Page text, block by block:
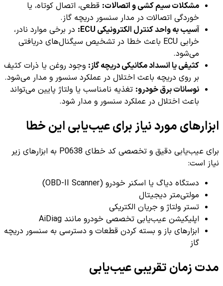
مشکلات سیم کشی و اتصالات: قطعی، اتصال کوتاه، یا
خوردگی اتصالات در مدار سنسور دریچه گاز.
آسیب به واحد کنترل الکترونیکی ECU:
در برخی موارد نادر،
خرابی ECU باعث خطا در تشخیص سیگنال‌های دریافتی
می‌شود.
کثیفی یا انسداد مکانیکی دریچه گاز: وجود روغن یا ذرات کثیف
بر روی دریچه باعث اختلال در عملکرد سنسور و مدار می‌شود.
نوسانات برق خودرو: تغذیه نامناسب یا ولتاژ پایین می‌تواند
باعث اختلال در عملکرد سنسور و مدار شود.
ابزارهای مورد نیاز برای عیب‌یابی این خطا
برای عیب‌یابی دقیق و تخصصی کد خطای P0638 به ابزارهای زیر
نیاز است:
دستگاه دیاگ یا اسکنر خودرو (OBD-II Scanner)
مولتی‌متر دیجیتال
تستر ولتاژ و جریان الکتریکی
اپلیکیشن عیب‌یابی تخصصی خودرو مانند AiDiag
ابزارهای باز و بسته کردن قطعات و دسترسی به سنسور دریچه
گاز
مدت زمان تقریبی عیب‌یابی